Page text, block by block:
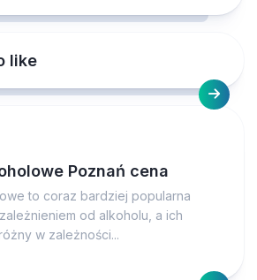
like
Poznań cena
to coraz bardziej popularna
od alkoholu, a ich
w zależności...